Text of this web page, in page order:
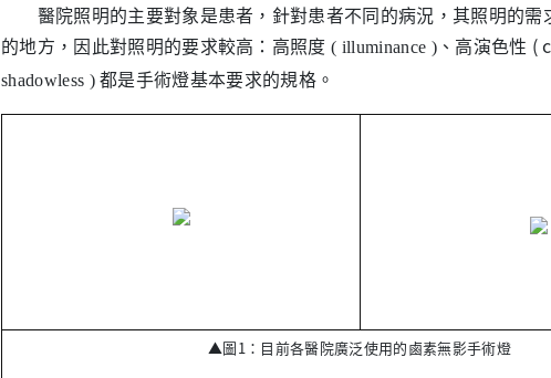
醫院照明的主要對象是患者，針對患者不同的病況，其照明的需
的地方，因此對照明的要求較高：高照度 ( illuminance )、高演色性 (
shadowless )都是手術燈基本要求的規格。
▲圖1：目前各醫院廣泛使用的鹵素無影手術燈